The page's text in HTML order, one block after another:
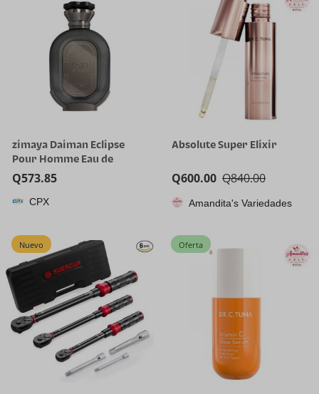
zimaya Daiman Eclipse
Pour Homme Eau de
Parfum, 100ml (3.4 oz)
Q573.85
CPX
Absolute Super Elixir
Q840.00
Q600.00
Amandita's Variedades
Nuevo Oferta